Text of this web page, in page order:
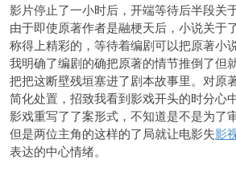
影片停止了一小时后，开端等待后半段关
由于即使原著作者是融梗天后，小说关于
称得上精彩的，等待着编剧可以把原著小
我明确了编剧的确把原著的情节推倒了但
把把这断壁残垣塞进了剧本故事里。对原
简化处置，招致我看到影戏开头的时分心
影戏重写了了案形式，不知道是不是为了
但是两位主角的这样的了局就让电影失影
表达的中心情绪。